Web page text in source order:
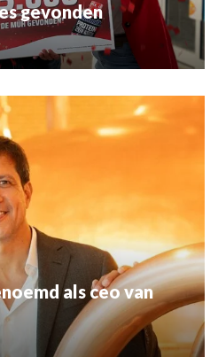
gevonden
als ceo van